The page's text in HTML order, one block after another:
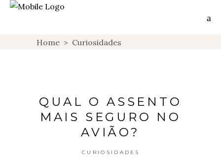
Home > Curiosidades
QUAL O ASSENTO
MAIS SEGURO NO
AVIÃO?
CURIOSIDADES